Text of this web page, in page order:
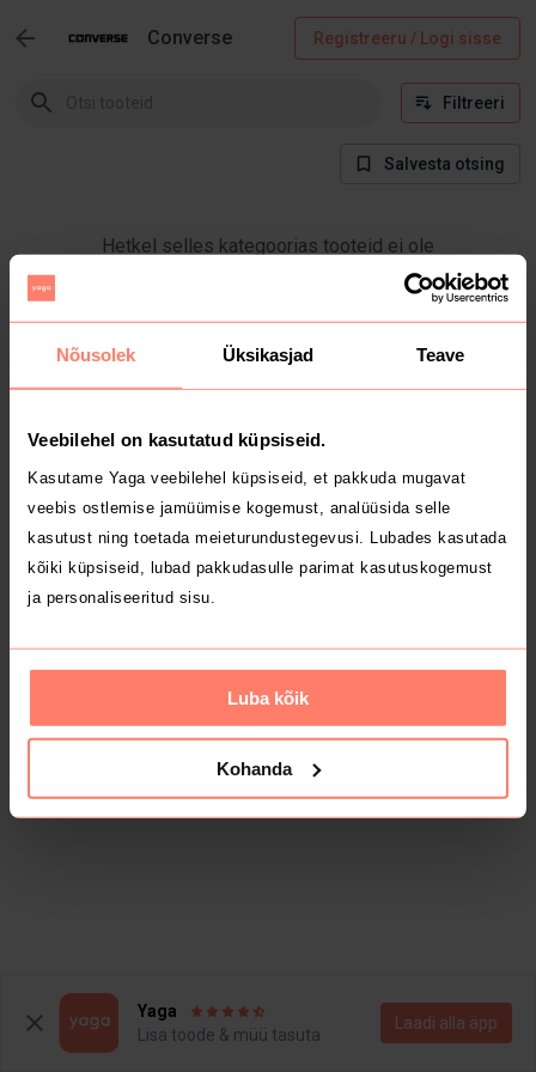
Nõusolek Üksikasjad Teave
Veebilehel on kasutatud küpsiseid.
Kasutame Yaga veebilehel küpsiseid, et pakkuda mugavat
veebis ostlemise jamüümise kogemust, analüüsida selle
kasutust ning toetada meieturundustegevusi. Lubades kasutada
kõiki küpsiseid, lubad pakkudasulle parimat kasutuskogemust
ja personaliseeritud sisu.
Luba kõik
Kohanda
Converse Registreeru / Logi sisse
Filtreeri
Salvesta otsing
Hetkel selles kategoorias tooteid ei ole
Yaga
Lisa toode & müü tasuta
Laadi alla äpp